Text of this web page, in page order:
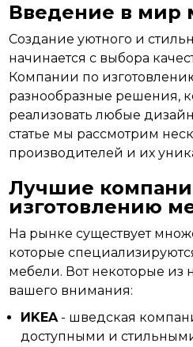
Введение в мир
Создание уютного и
начинается с выбора
Компании по
разнообразные решения,
реализовать любые
статье мы рассмотрим
производителей и их
Лучшие
изготовлению
На рынке существует
которые
мебели. Вот некоторые из
вашего внимания:
ИKEA- шведская
доступными и